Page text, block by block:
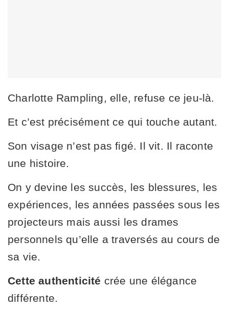
Charlotte Rampling, elle, refuse ce jeu-là.
Et c’est précisément ce qui touche autant.
Son visage n’est pas figé. Il vit. Il raconte
une histoire.
On y devine les succès, les blessures, les
expériences, les années passées sous les
projecteurs mais aussi les drames
personnels qu’elle a traversés au cours de
sa vie.
Cette authenticité crée une élégance
différente.